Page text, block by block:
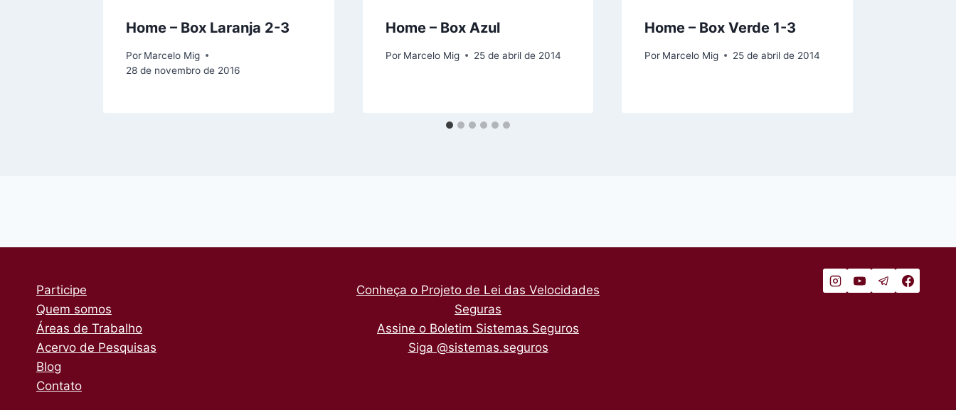
Home – Box Laranja 2-3
Por Marcelo Mig
28 de novembro de 2016
Home – Box Azul
Por Marcelo Mig 25 de abril de 2014
Home – Box Verde 1-3
Por Marcelo Mig 25 de abril de 2014
Participe
Quem somos
Áreas de Trabalho
Acervo de Pesquisas
Blog
Contato
Conheça o Projeto de Lei das Velocidades
Seguras
Assine o Boletim Sistemas Seguros
Siga @sistemas.seguros